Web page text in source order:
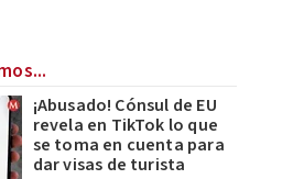
¡Abusado! Cónsul de EU
revela en TikTok lo que
se toma en cuenta para
dar visas de turista